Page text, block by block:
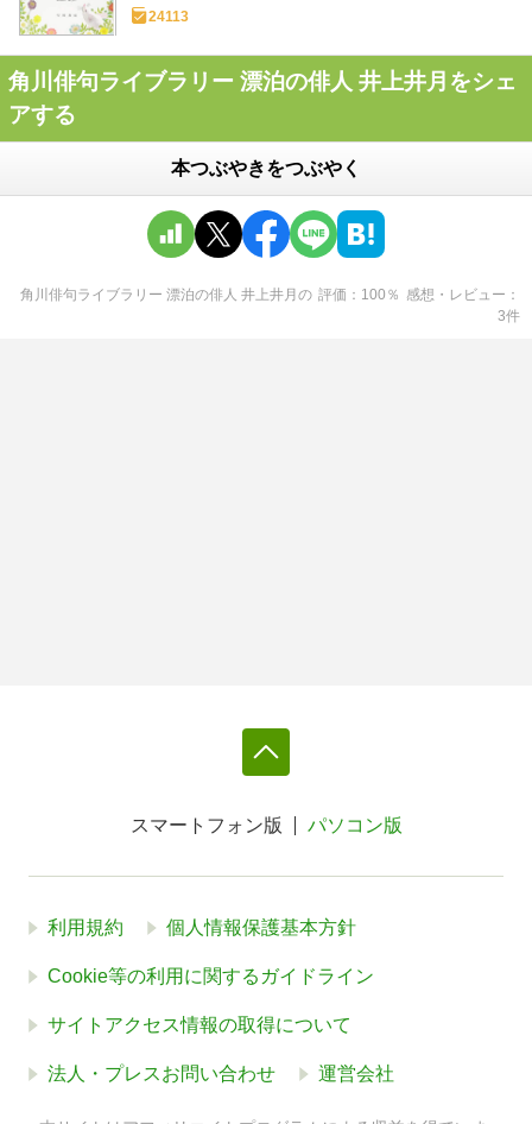
24113
角川俳句ライブラリー 漂泊の俳人 井上井月をシェ
アする
本つぶやきをつぶやく
角川俳句ライブラリー 漂泊の俳人 井上井月 の 評価 100 ％ 感想・レビュー
3件
スマートフォン版 パソコン版
利用規約 個人情報保護基本方針
Cookie等の利用に関するガイドライン
サイトアクセス情報の取得について
法人・プレスお問い合わせ 運営会社